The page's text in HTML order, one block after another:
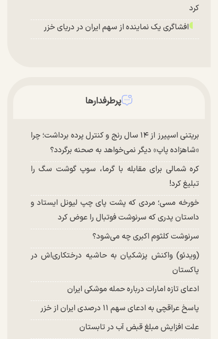
کرد
افشاگری یک نماینده از سهم ایران در دریای خزر
پرطرفدارها
بریتنی اسپیرز از ۱۴ سال رنج و کنترل پرده برداشت؛ چرا
«شاهزاده پاپ» دیگر نمی‌خواهد به صحنه برگردد؟
کره شمالی برای مقابله با گرما، سوپ گوشت سگ را
تبلیغ کرد!
خورخه مسی؛ مردی که پشت پای چپ لیونل ایستاد و
داستان پدری که سرنوشت فوتبال را عوض کرد
سرنوشت کلثوم اکبری چه می‌شود؟
(ویدئو) واکنش پزشکیان به حاشیه درختکاری‌اش در
پاکستان
ادعای تازه امارات درباره حمله موشکی ایران
پاسخ عراقچی به ادعای سهم ۱۱ درصدی ایران از خزر
علت افزایش مبلغ قبض آب در تابستان